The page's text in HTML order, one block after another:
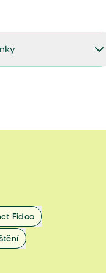
majetku platné od 6. 8.
2018 do 5. 8. 2021
Fidoo